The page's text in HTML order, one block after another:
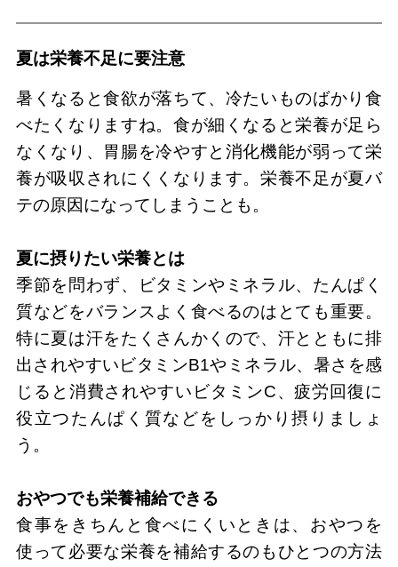
夏は栄養不足に要注意
暑くなると食欲が落ちて、冷たいものばかり食
べたくなりますね。食が細くなると栄養が足ら
なくなり、胃腸を冷やすと消化機能が弱って栄
養が吸収されにくくなります。栄養不足が夏バ
テの原因になってしまうことも。
夏に摂りたい栄養とは
季節を問わず、ビタミンやミネラル、たんぱく
質などをバランスよく食べるのはとても重要。
特に夏は汗をたくさんかくので、汗とともに排
出されやすいビタミンB1やミネラル、暑さを感
じると消費されやすいビタミンC、疲労回復に
役立つたんぱく質などをしっかり摂りましょ
う。
おやつでも栄養補給できる
食事をきちんと食べにくいときは、おやつを
使って必要な栄養を補給するのもひとつの方法